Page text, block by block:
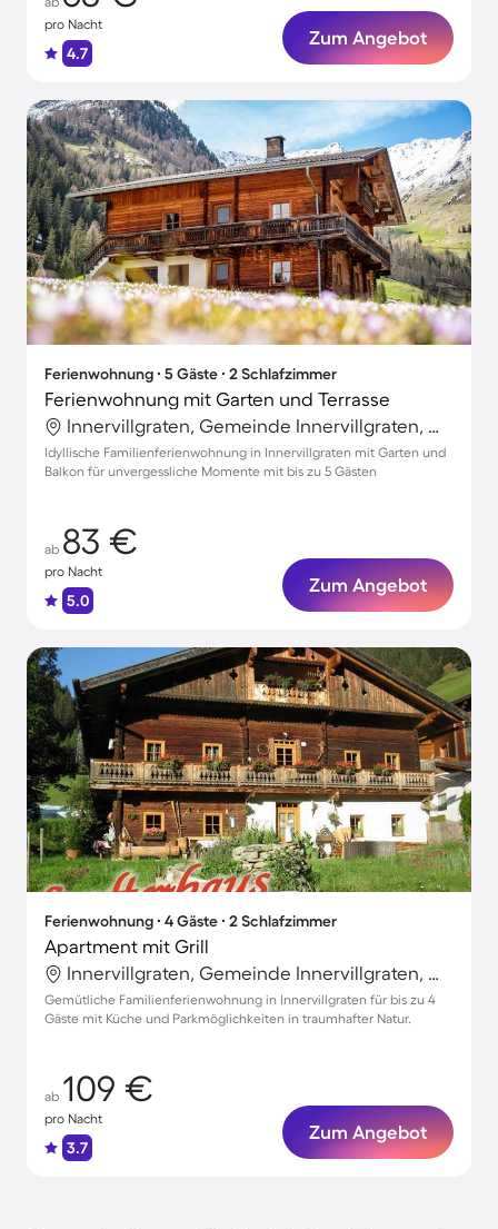
pro Nacht
4.7
Zum Angebot
Ferienwohnung ∙ 5 Gäste ∙ 2 Schlafzimmer
Ferienwohnung mit Garten und Terrasse
Innervillgraten, Gemeinde Innervillgraten, Österreich
Idyllische Familienferienwohnung in Innervillgraten mit Garten und
Balkon für unvergessliche Momente mit bis zu 5 Gästen
ab 83 €
pro Nacht
5.0
Zum Angebot
Ferienwohnung ∙ 4 Gäste ∙ 2 Schlafzimmer
Apartment mit Grill
Innervillgraten, Gemeinde Innervillgraten, Österreich
Gemütliche Familienferienwohnung in Innervillgraten für bis zu 4
Gäste mit Küche und Parkmöglichkeiten in traumhafter Natur.
ab 109 €
pro Nacht
3.7
Zum Angebot